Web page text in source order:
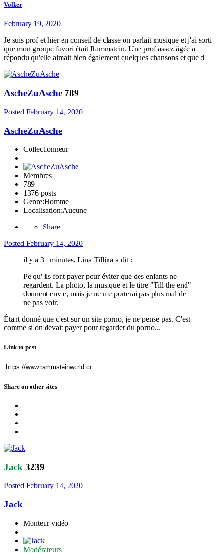
Volker
February 19, 2020
Je suis prof et hier en conseil de classe on parlait musique et j'ai sorti
que mon groupe favori était Rammstein. Une prof assez âgée a
répondu qu'elle aimait bien également quelques chansons et que d
AscheZuAsche 789
Posted February 14, 2020
AscheZuAsche
Collectionneur
Membres
789
1376 posts
Genre:Homme
Localisation:Aucune
Share
Posted February 14, 2020
il y a 31 minutes, Lina-Tillina a dit :
Pe qu' ils font payer pour éviter que des enfants ne
regardent. La photo, la musique et le titre "Till the end"
donnent envie, mais je ne me porterai pas plus mal de
ne pas voir.
Étant donné que c'est sur un site porno, je ne pense pas. C'est
comme si on devait payer pour regarder du porno...
Link to post
Share on other sites
Jack 3239
Posted February 14, 2020
Jack
Monteur vidéo
Modérateurs